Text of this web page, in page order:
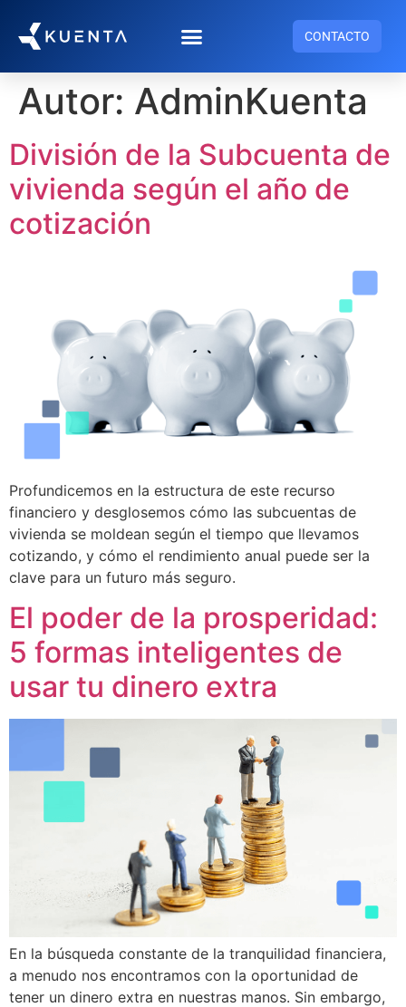
CONTACTO
Autor: AdminKuenta
División de la Subcuenta de
vivienda según el año de
cotización
Profundicemos en la estructura de este recurso
financiero y desglosemos cómo las subcuentas de
vivienda se moldean según el tiempo que llevamos
cotizando, y cómo el rendimiento anual puede ser la
clave para un futuro más seguro.
El poder de la prosperidad:
5 formas inteligentes de
usar tu dinero extra
En la búsqueda constante de la tranquilidad financiera,
a menudo nos encontramos con la oportunidad de
tener un dinero extra en nuestras manos. Sin embargo,